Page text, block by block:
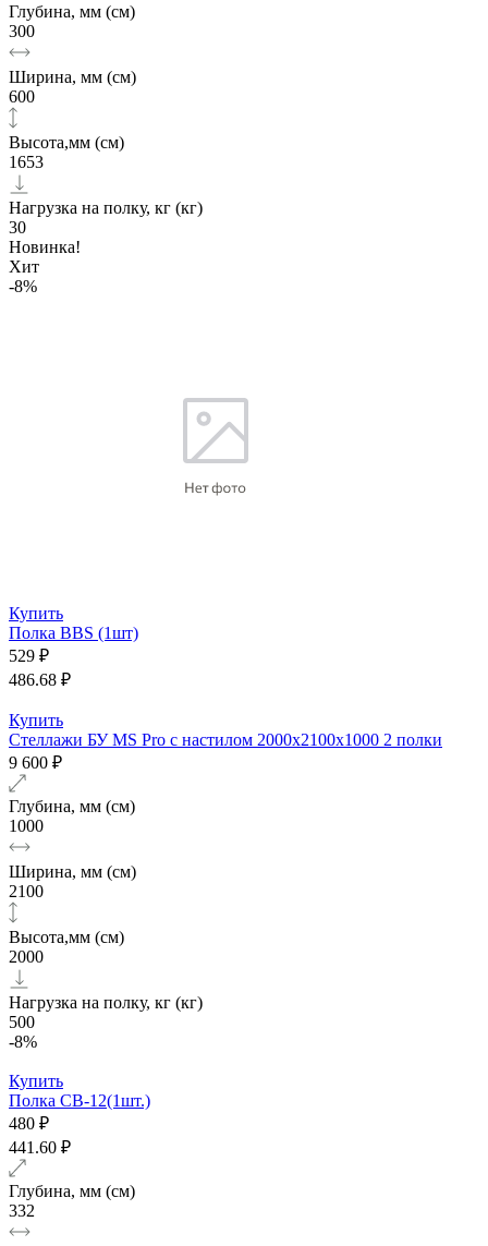
Глубина, мм (см)
300
Ширина, мм (см)
600
Высота,мм (см)
1653
Нагрузка на полку, кг (кг)
30
Новинка!
Хит
-8%
Купить
Полка BBS (1шт)
529 ₽
486.68 ₽
Купить
Стеллажи БУ MS Pro с настилом 2000x2100x1000 2 полки
9 600 ₽
Глубина, мм (см)
1000
Ширина, мм (см)
2100
Высота,мм (см)
2000
Нагрузка на полку, кг (кг)
500
-8%
Купить
Полка CB-12(1шт.)
480 ₽
441.60 ₽
Глубина, мм (см)
332